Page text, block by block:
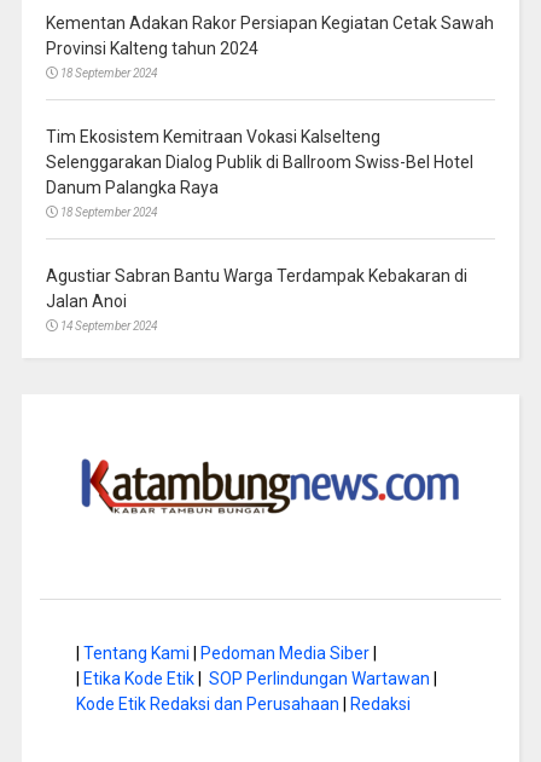
Kementan Adakan Rakor Persiapan Kegiatan Cetak Sawah
Provinsi Kalteng tahun 2024
18 September 2024
Tim Ekosistem Kemitraan Vokasi Kalselteng
Selenggarakan Dialog Publik di Ballroom Swiss-Bel Hotel
Danum Palangka Raya
18 September 2024
Agustiar Sabran Bantu Warga Terdampak Kebakaran di
Jalan Anoi
14 September 2024
Tentang Kami Pedoman Media Siber|
Etika Kode Etik| SOP Perlindungan Wartawan
Kode Etik Redaksi dan Perusahaan
Redaksi